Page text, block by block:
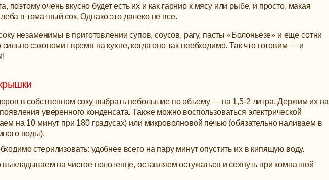
поэтому очень вкусно будет есть их и как гарнир к мясу или рыбе, и просто, макая
в томатный сок. Однако это далеко не все.
незаменимы в приготовлении супов, соусов, рагу, пасты «Болоньезе» и еще сотни
сэкономит время на кухне, когда оно так необходимо. Так что готовим — и
в собственном соку выбрать небольшие по объему — на 1,5-2 литра. Держим их на
уверенного конденсата. Также можно воспользоваться электрической
на 10 минут при 180 градусах) или микроволновой печью (обязательно наливаем в
воды).
стерилизовать: удобнее всего на пару минут опустить их в кипящую воду.
выкладываем на чистое полотенце, оставляем остужаться и сохнуть при комнатной